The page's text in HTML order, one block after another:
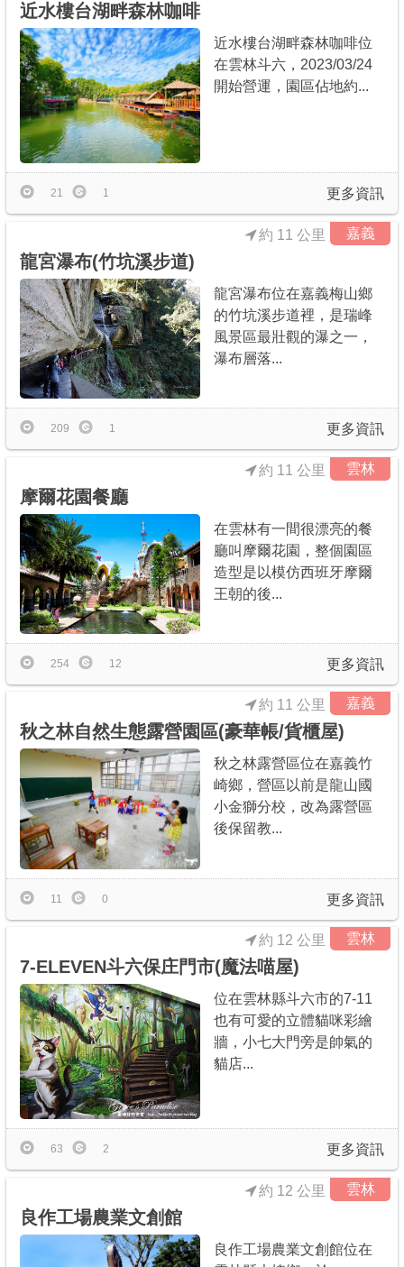
近水樓台湖畔森林咖啡
近水樓台湖畔森林咖啡位
在雲林斗六，2023/03/24
開始營運，園區佔地約...
更多資訊
21 1
嘉義
龍宮瀑布(竹坑溪步道)
約 11 公里
龍宮瀑布位在嘉義梅山鄉
的竹坑溪步道裡，是瑞峰
風景區最壯觀的瀑之一，
瀑布層落...
更多資訊
209 1
雲林
摩爾花園餐廳
約 11 公里
在雲林有一間很漂亮的餐
廳叫摩爾花園，整個園區
造型是以模仿西班牙摩爾
王朝的後...
更多資訊
254 12
嘉義
秋之林自然生態露營園區(豪華帳/貨櫃屋)
約 11 公里
秋之林露營區位在嘉義竹
崎鄉，營區以前是龍山國
小金獅分校，改為露營區
後保留教...
更多資訊
11 0
雲林
7-ELEVEN斗六保庄門市(魔法喵屋)
約 12 公里
位在雲林縣斗六市的7-11
也有可愛的立體貓咪彩繪
牆，小七大門旁是帥氣的
貓店...
更多資訊
63 2
雲林
良作工場農業文創館
約 12 公里
良作工場農業文創館位在